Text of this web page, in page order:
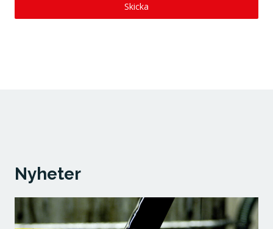
Skicka
Nyheter